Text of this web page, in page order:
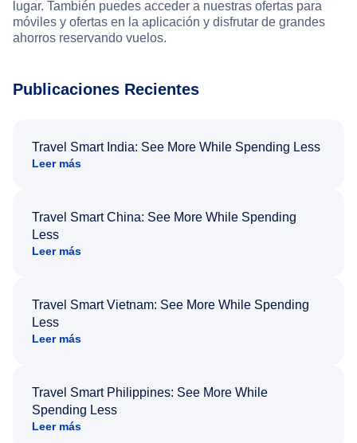
lugar. También puedes acceder a nuestras ofertas para
móviles y ofertas en la aplicación y disfrutar de grandes
ahorros reservando vuelos.
Publicaciones Recientes
Travel Smart India: See More While Spending Less
Leer más
Travel Smart China: See More While Spending
Less
Leer más
Travel Smart Vietnam: See More While Spending
Less
Leer más
Travel Smart Philippines: See More While
Spending Less
Leer más